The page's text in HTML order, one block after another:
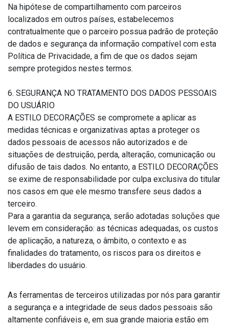
Na hipótese de compartilhamento com parceiros
localizados em outros países, estabelecemos
contratualmente que o parceiro possua padrão de proteção
de dados e segurança da informação compatível com esta
Política de Privacidade, a fim de que os dados sejam
sempre protegidos nestes termos.
6. SEGURANÇA NO TRATAMENTO DOS DADOS PESSOAIS
DO USUÁRIO
A ESTILO DECORAÇÕES se compromete a aplicar as
medidas técnicas e organizativas aptas a proteger os
dados pessoais de acessos não autorizados e de
situações de destruição, perda, alteração, comunicação ou
difusão de tais dados. No entanto, a ESTILO DECORAÇÕES
se exime de responsabilidade por culpa exclusiva do titular
nos casos em que ele mesmo transfere seus dados a
terceiro.
Para a garantia da segurança, serão adotadas soluções que
levem em consideração: as técnicas adequadas, os custos
de aplicação, a natureza, o âmbito, o contexto e as
finalidades do tratamento, os riscos para os direitos e
liberdades do usuário.
As ferramentas de terceiros utilizadas por nós para garantir
a segurança e a integridade de seus dados pessoais são
altamente confiáveis e, em sua grande maioria estão em